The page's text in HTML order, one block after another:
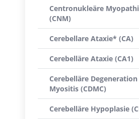
Centronukleäre
(CNM)
Cerebellare Ataxie* (CA)
Cerebelläre Ataxie (CA1)
Cerebelläre
Myositis (CDMC)
Cerebelläre Hypoplasie